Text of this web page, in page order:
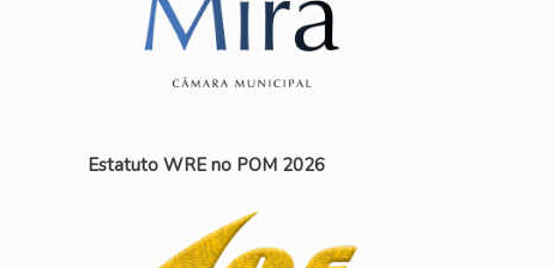
Estatuto WRE no POM 2026